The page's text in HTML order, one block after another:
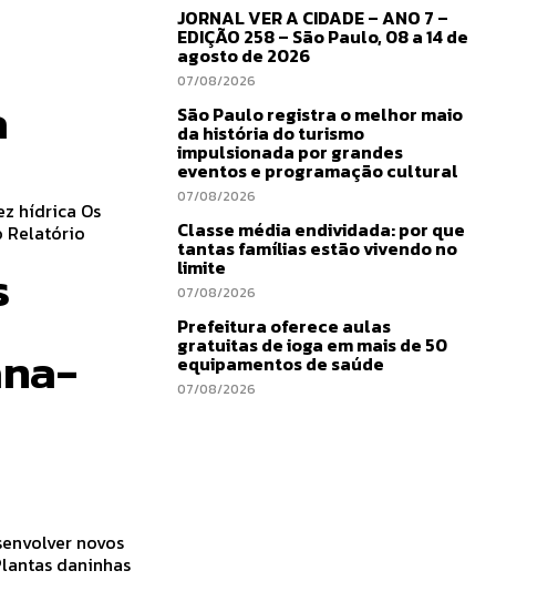
Os
Relatório
novos
JORNAL VER A CIDADE – ANO 7 –
EDIÇÃO 258 – São Paulo, 08 a 14 de
agosto de 2026
07/08/2026
São Paulo registra o melhor maio
da história do turismo
impulsionada por grandes
eventos e programação cultural
07/08/2026
Classe média endividada: por que
tantas famílias estão vivendo no
limite
07/08/2026
Prefeitura oferece aulas
gratuitas de ioga em mais de 50
equipamentos de saúde
07/08/2026